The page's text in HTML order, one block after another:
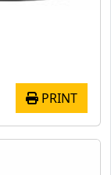
PRINT